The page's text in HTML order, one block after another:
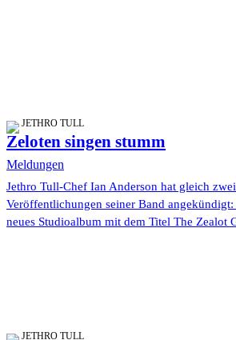
JETHRO TULL
Zeloten singen stumm
Meldungen
Jethro Tull-Chef Ian Anderson hat gleich
Veröffentlichungen seiner Band
neues Studioalbum mit dem Titel The Zealot
JETHRO TULL